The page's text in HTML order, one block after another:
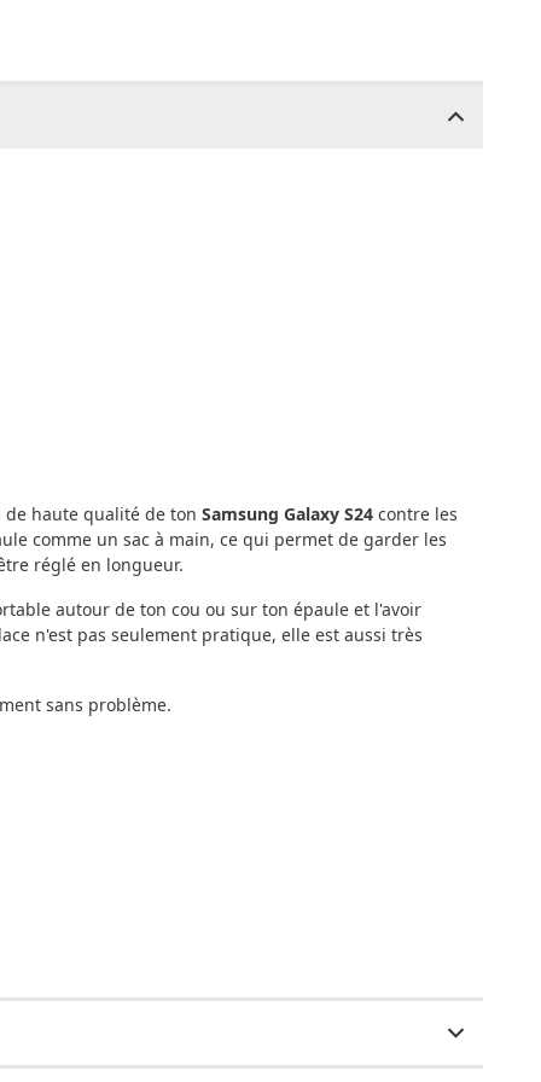
de haute qualité de ton Samsung Galaxy S24 contre les
comme un sac à main, ce qui permet de garder les
réglé en longueur.
autour de ton cou ou sur ton épaule et l'avoir
n'est pas seulement pratique, elle est aussi très
sans problème.